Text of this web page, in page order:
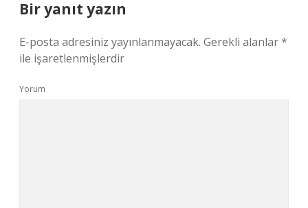
Bir yanıt yazın
E-posta adresiniz yayınlanmayacak. Gerekli alanlar*
ile işaretlenmişlerdir
Yorum